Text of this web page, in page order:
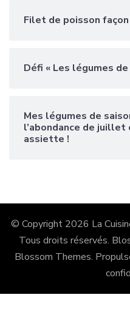
Filet de poisson
Défi « Les légumes
Mes légumes de
l’abondance de
assiette !
© Copyright 2026 La
Tous droits réservés.
Blossom Themes.